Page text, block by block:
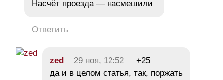
Насчёт проезда — насмешили
Ответить
zed 29 ноя, 12:52
+25
да и в целом статья, так, поржать